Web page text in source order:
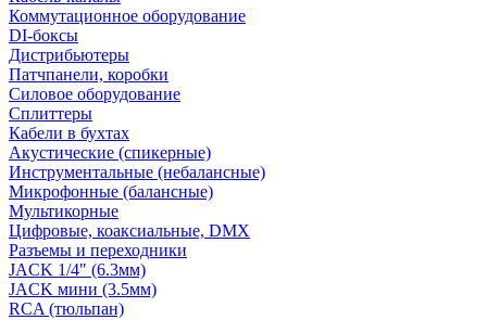
Коммутационное оборудование
DI-боксы
Дистрибьютеры
Патчпанели, коробки
Силовое оборудование
Сплиттеры
Кабели в бухтах
Акустические (спикерные)
Инструментальные (небалансные)
Микрофонные (балансные)
Мультикорные
Цифровые, коаксиальные, DMX
Разъемы и переходники
JACK 1/4" (6.3мм)
JACK мини (3.5мм)
RCA (тюльпан)